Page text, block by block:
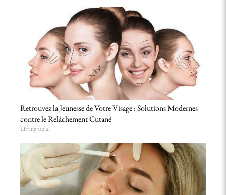
Retrouvez la Jeunesse de Votre Visage : Solutions Modernes
contre le Relâchement Cutané
Lifting facial